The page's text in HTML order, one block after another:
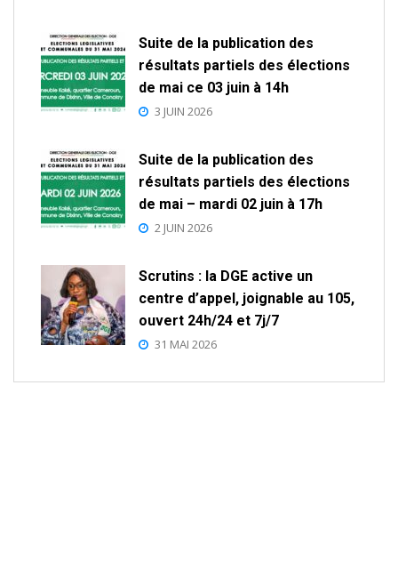
Suite de la publication des
résultats partiels des élections
de mai ce 03 juin à 14h
3 JUIN 2026
Suite de la publication des
résultats partiels des élections
de mai – mardi 02 juin à 17h
2 JUIN 2026
Scrutins : la DGE active un
centre d’appel, joignable au 105,
ouvert 24h/24 et 7j/7
31 MAI 2026